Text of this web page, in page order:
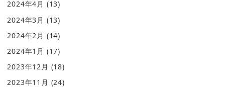
2024年4月 (13)
2024年3月 (13)
2024年2月 (14)
2024年1月 (17)
2023年12月 (18)
2023年11月 (24)